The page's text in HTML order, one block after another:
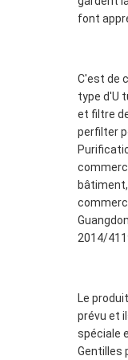
font
C'est de
type d'U
et filtre
perfilter
2014/
Le
prévu et
spéciale
Gentilles